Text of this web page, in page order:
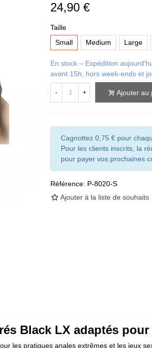
24,90 €
Taille
Small
Medium Large
En stock – Expédition
avant 15h, hors week-ends et
- + Ajouter au
Cagnottez 0,75 € pour
Pour les clients inscrits, la
pour payer vos prochaines
Référence: P-8020-S
Ajouter à la liste de souhaits
Black LX adaptés
les pratiques anales extrêmes et les jeux